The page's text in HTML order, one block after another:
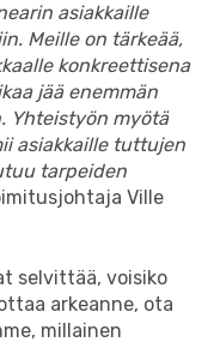
asiakkaille
Meille on tärkeää,
konkreettisena
jää enemmän
Yhteistyön myötä
asiakkaille tuttujen
tarpeiden
Ville
selvittää, voisiko
arkeanne, ota
millainen